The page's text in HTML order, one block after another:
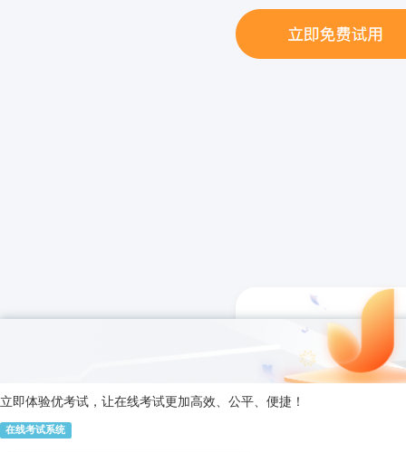
立即体验优考试，让在线考试更加高效、公平、便捷！
在线考试系统